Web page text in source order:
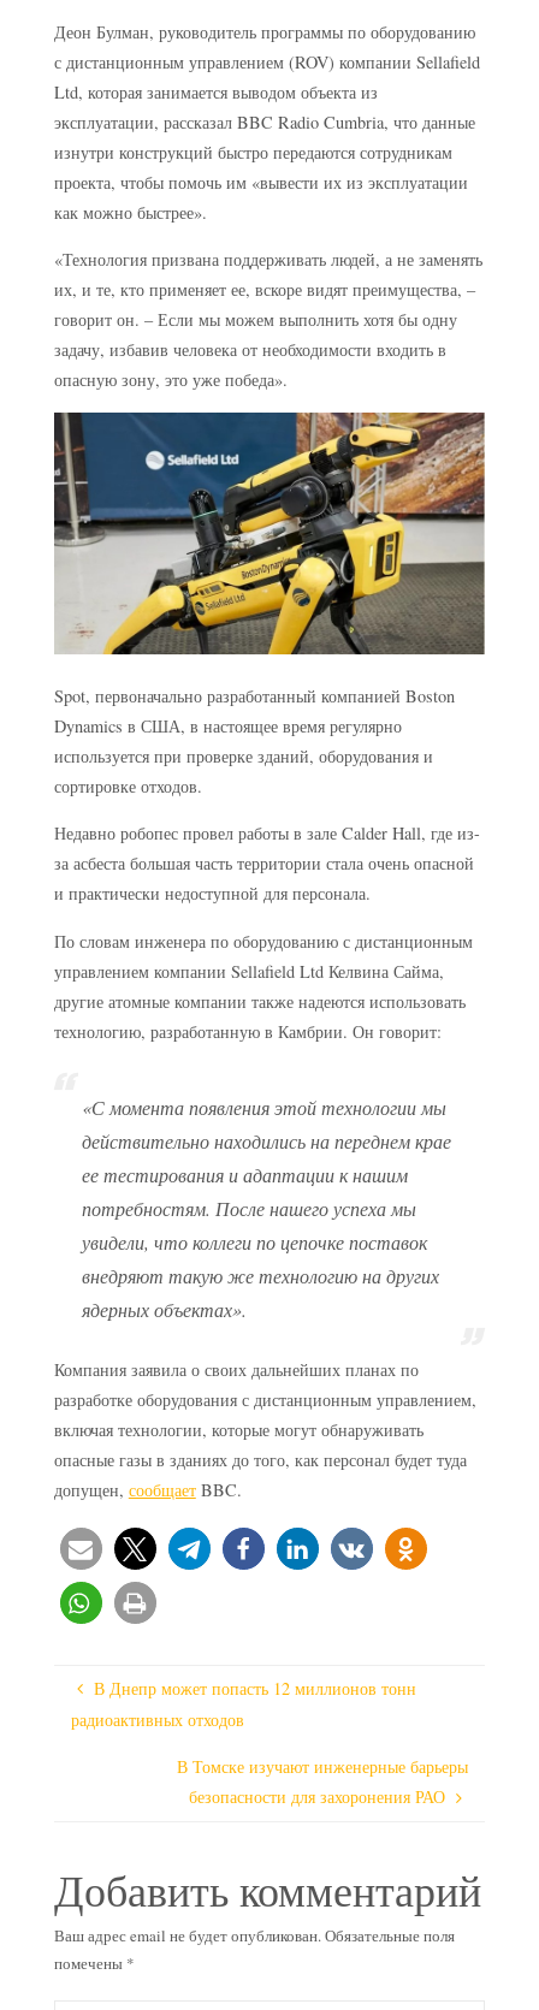
Деон Булман, руководитель программы по оборудованию
с дистанционным управлением (ROV) компании Sellafield
Ltd, которая занимается выводом объекта из
эксплуатации, рассказал BBC Radio Cumbria, что данные
изнутри конструкций быстро передаются сотрудникам
проекта, чтобы помочь им «вывести их из эксплуатации
как можно быстрее».
«Технология призвана поддерживать людей, а не заменять
их, и те, кто применяет ее, вскоре видят преимущества, –
говорит он. – Если мы можем выполнить хотя бы одну
задачу, избавив человека от необходимости входить в
опасную зону, это уже победа».
Spot, первоначально разработанный компанией Boston
Dynamics в США, в настоящее время регулярно
используется при проверке зданий, оборудования и
сортировке отходов.
Недавно робопес провел работы в зале Calder Hall, где из-
за асбеста большая часть территории стала очень опасной
и практически недоступной для персонала.
По словам инженера по оборудованию с дистанционным
управлением компании Sellafield Ltd Келвина Сайма,
другие атомные компании также надеются использовать
технологию, разработанную в Камбрии. Он говорит:
«С момента появления этой технологии мы
действительно находились на переднем крае
ее тестирования и адаптации к нашим
потребностям. После нашего успеха мы
увидели, что коллеги по цепочке поставок
внедряют такую же технологию на других
ядерных объектах».
Компания заявила о своих дальнейших планах по
разработке оборудования с дистанционным управлением,
включая технологии, которые могут обнаруживать
опасные газы в зданиях до того, как персонал будет туда
допущен, сообщаетBBC.
В Днепр может попасть 12 миллионов тонн
радиоактивных отходов
В Томске изучают инженерные барьеры
безопасности для захоронения РАО
Добавить комментарий
Ваш адрес email не будет опубликован.Обязательные поля
помечены *